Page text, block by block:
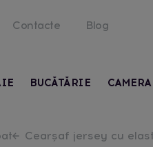
Contacte Blog
BUCĂTĂRIE
Cearșaf jersey cu